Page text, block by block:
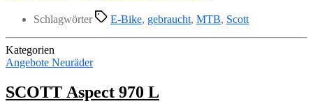
Schlagwörter E-Bike, gebraucht, MTB, Scott
Kategorien
Angebote Neuräder
SCOTT Aspect 970 L